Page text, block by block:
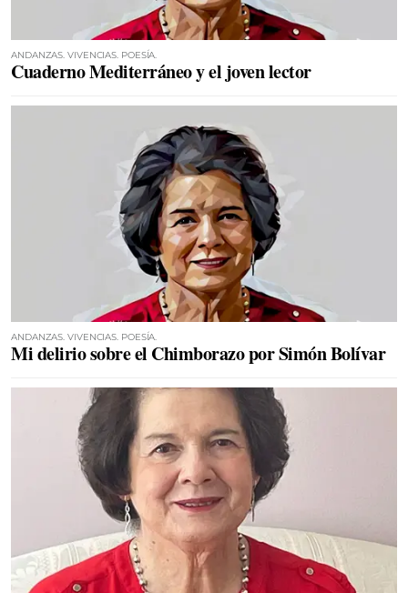
ANDANZAS. VIVENCIAS. POESÍA.
Cuaderno Mediterráneo y el joven lector
ANDANZAS. VIVENCIAS. POESÍA.
Mi delirio sobre el Chimborazo por Simón Bolívar